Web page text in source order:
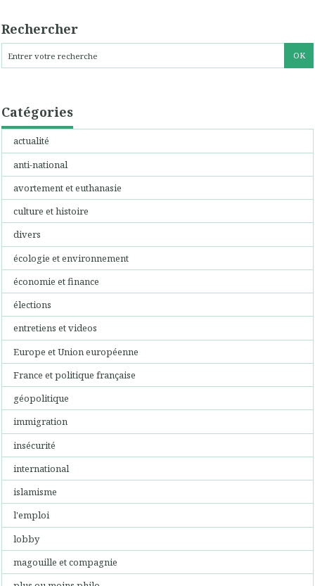
Rechercher
Catégories
actualité
anti-national
avortement et euthanasie
culture et histoire
divers
écologie et environnement
économie et finance
élections
entretiens et videos
Europe et Union européenne
France et politique française
géopolitique
immigration
insécurité
international
islamisme
l'emploi
lobby
magouille et compagnie